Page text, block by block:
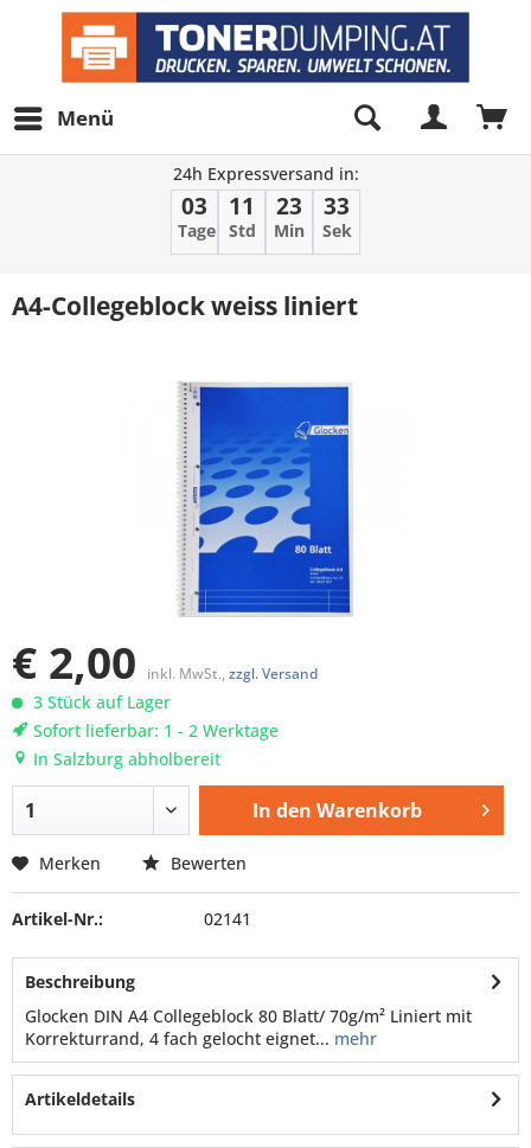
Menü
24h Expressversand in:
03
Tage
11
Std
23
Min
33
Sek
A4-Collegeblock weiss liniert
€ 2,00 inkl. MwSt., zzgl. Versand
3 Stück auf Lager
Sofort lieferbar: 1 - 2 Werktage
In Salzburg abholbereit
In den Warenkorb
Merken Bewerten
Artikel-Nr.: 02141
Beschreibung
Glocken DIN A4 Collegeblock 80 Blatt/ 70g/m² Liniert mit
Korrekturrand, 4 fach gelocht eignet... mehr
Artikeldetails